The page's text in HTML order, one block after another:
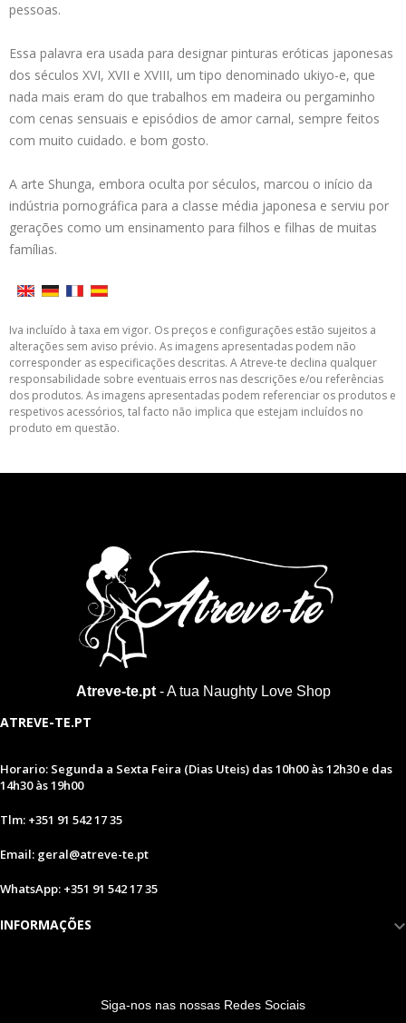
pessoas.
Essa palavra era usada para designar pinturas eróticas japonesas
dos séculos XVI, XVII e XVIII, um tipo denominado ukiyo-e, que
nada mais eram do que trabalhos em madeira ou pergaminho
com cenas sensuais e episódios de amor carnal, sempre feitos
com muito cuidado. e bom gosto.
A arte Shunga, embora oculta por séculos, marcou o início da
indústria pornográfica para a classe média japonesa e serviu por
gerações como um ensinamento para filhos e filhas de muitas
famílias.
Iva incluído à taxa em vigor. Os preços e configurações estão sujeitos a
alterações sem aviso prévio. As imagens apresentadas podem não
corresponder as especificações descritas. A Atreve-te declina qualquer
responsabilidade sobre eventuais erros nas descrições e/ou referências
dos produtos. As imagens apresentadas podem referenciar os produtos e
respetivos acessórios, tal facto não implica que estejam incluídos no
produto em questão.
Atreve-te.pt- A tua Naughty Love Shop
ATREVE-TE.PT
Horario: Segunda a Sexta Feira (Dias Uteis) das 10h00 às 12h30 e das
14h30 às 19h00
Tlm: +351 91 542 17 35
Email: geral@atreve-te.pt
WhatsApp: +351 91 542 17 35
INFORMAÇÕES
Siga-nos nas nossas Redes Sociais